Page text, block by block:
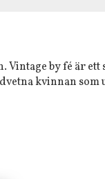
by fé är ett
kvinnan som